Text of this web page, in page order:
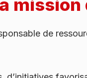
mission
de